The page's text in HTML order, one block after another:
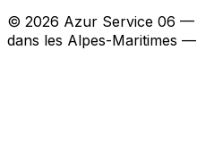
© 2026 Azur Service 06 —
dans les Alpes-Maritimes